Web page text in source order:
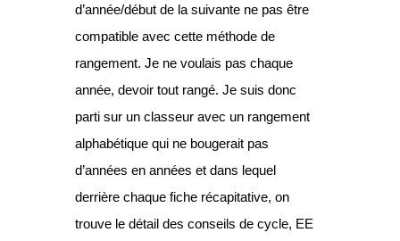
d’année/début de la suivante ne pas être
compatible avec cette méthode de
rangement. Je ne voulais pas chaque
année, devoir tout rangé. Je suis donc
parti sur un classeur avec un rangement
alphabétique qui ne bougerait pas
d’années en années et dans lequel
derrière chaque fiche récapitative, on
trouve le détail des conseils de cycle, EE